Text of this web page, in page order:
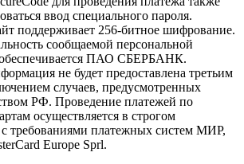
ввод специального пароля.
поддерживает 256-битное шифрование.
сообщаемой персональной
ПАО СБЕРБАНК.
не будет предоставлена третьим
случаев, предусмотренных
РФ. Проведение платежей по
осуществляется в строгом
с требованиями платежных систем МИР,
Europe Sprl.